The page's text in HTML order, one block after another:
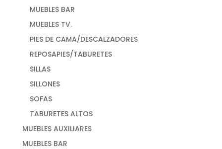
MUEBLES BAR
MUEBLES TV.
PIES DE CAMA/DESCALZADORES
REPOSAPIES/TABURETES
SILLAS
SILLONES
SOFAS
TABURETES ALTOS
MUEBLES AUXILIARES
MUEBLES BAR